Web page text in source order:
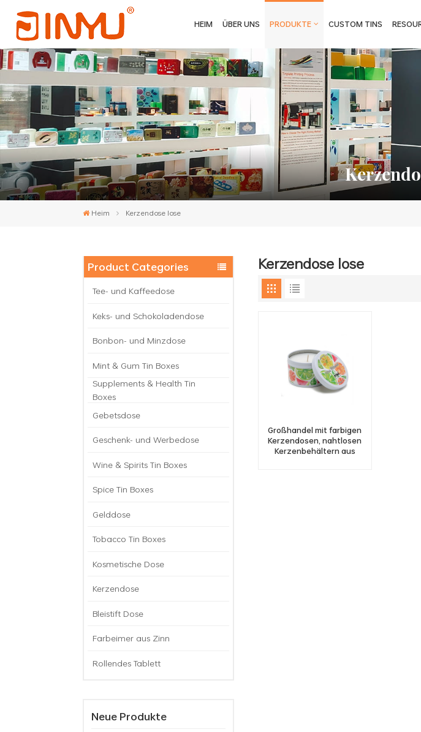
HEIM ÜBER UNS PRODUKTE CUSTOM TINS
Heim Kerzendose lose
Product Categories
Tee- und Kaffeedose
Keks- und Schokoladendose
Bonbon- und Minzdose
Mint & Gum Tin Boxes
Supplements & Health Tin
Boxes
Gebetsdose
Geschenk- und Werbedose
Wine & Spirits Tin Boxes
Spice Tin Boxes
Gelddose
Tobacco Tin Boxes
Kosmetische Dose
Kerzendose
Bleistift Dose
Farbeimer aus Zinn
Rollendes Tablett
Neue Produkte
Kerzendose lose
Großhandel mit farbigen
Kerzendosen, nahtlosen
Kerzenbehältern aus